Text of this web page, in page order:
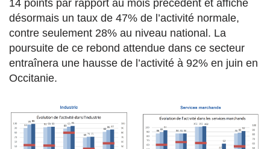
14 points par rapport au mois précédent et affiche
désormais un taux de 47% de l’activité normale,
contre seulement 28% au niveau national. La
poursuite de ce rebond attendue dans ce secteur
entraînera une hausse de l’activité à 92% en juin en
Occitanie.